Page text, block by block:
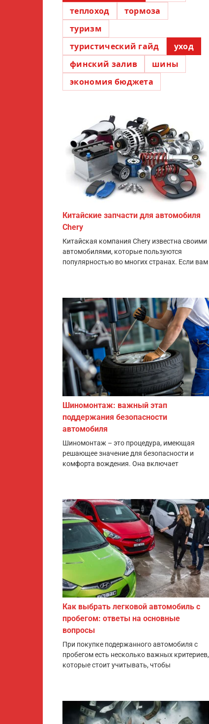
теплоход
тормоза
туризм
туристический гайд
уход
финский залив
шины
экономия бюджета
Китайские запчасти для автомобиля
Chery
Китайская компания Chery известна своими
автомобилями, которые пользуются
популярностью во многих странах. Если вам
Шиномонтаж: важный этап
поддержания безопасности
автомобиля
Шиномонтаж – это процедура, имеющая
решающее значение для безопасности и
комфорта вождения. Она включает
Как выбрать легковой автомобиль с
пробегом: ответы на основные
вопросы
При покупке подержанного автомобиля с
пробегом есть несколько важных критериев,
которые стоит учитывать, чтобы